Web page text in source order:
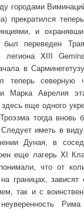
городами
прекратился
и
был переведен
легиона XIII
в
теперь северную
Марка Аврелия
еще одного
тогда вновь
иметь в
Дуная, в
еще лагерь XI
что от
границах, зависят
так и с